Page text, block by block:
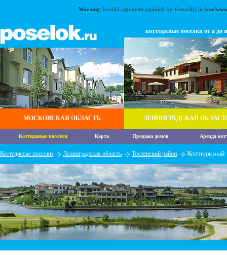
Warning: Invalid argument supplied for foreach() in /var/
МОСКОВСКАЯ ОБЛАСТЬ
коттеджные поселки от а до я
ЛЕНИНГРАДСКАЯ
Коттеджные поселки Карта Продажа домов Аренда
Коттеджные поселки Ленинградская область Тосненский район Коттеджный